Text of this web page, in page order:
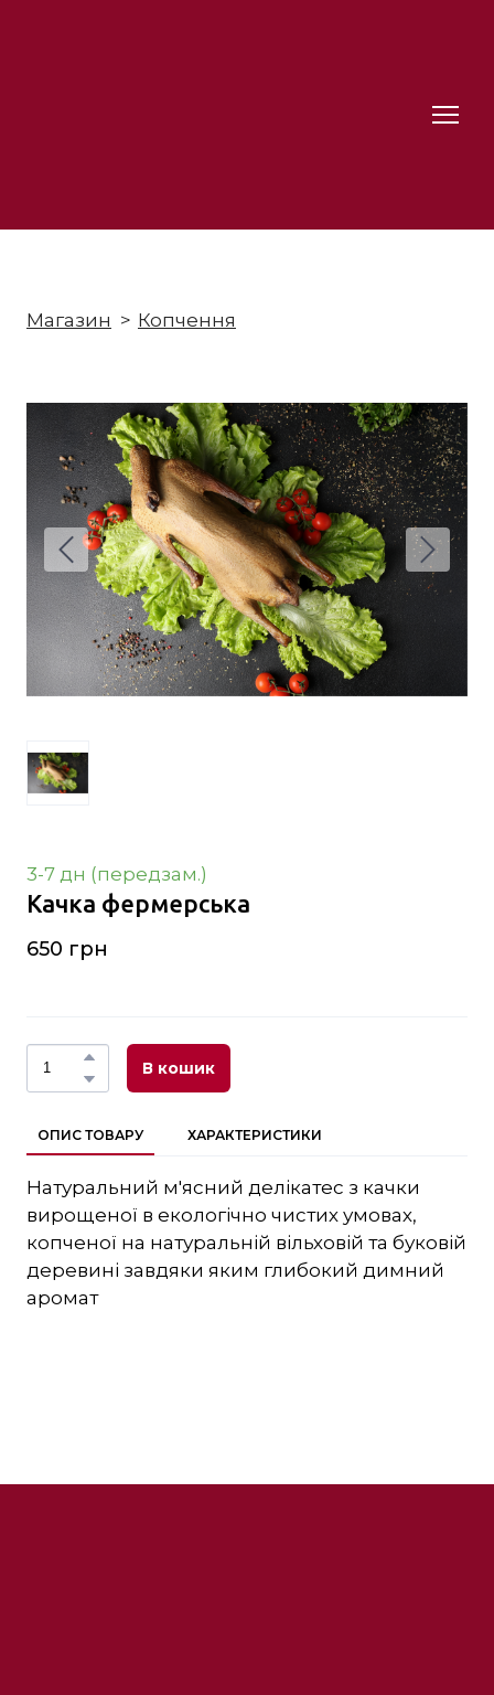
Магазин Копчення
3-7 дн (передзам.)
Качка фермерська
650 грн
В кошик
ОПИС ТОВАРУ ХАРАКТЕРИСТИКИ
Натуральний м'ясний делікатес з качки
вирощеної в екологічно чистих умовах,
копченої на натуральній вільховій та буковій
деревині завдяки яким глибокий димний
аромат